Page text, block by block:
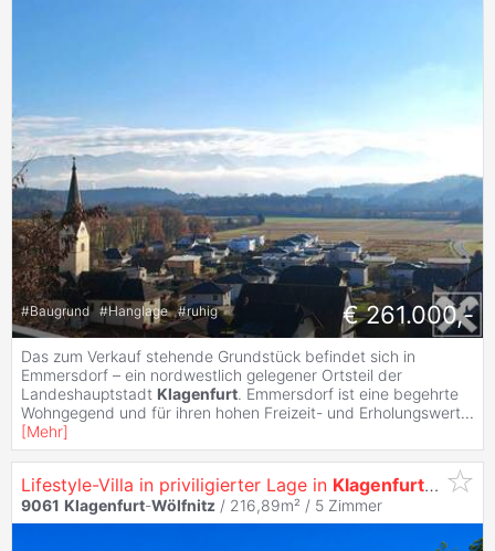
#Baugrund #Hanglage #ruhig € 261.000,-
Das zum Verkauf stehende Grundstück befindet sich in
Emmersdorf – ein nordwestlich gelegener Ortsteil der
Landeshauptstadt Klagenfurt. Emmersdorf ist eine begehrte
Wohngegend und für ihren hohen Freizeit- und Erholungswert...
[Mehr]
Lifestyle-Villa in priviligierter Lage in Klagenfurtam
9061 Klagenfurt-Wölfnitz / 216,89m² / 5 Zimmer